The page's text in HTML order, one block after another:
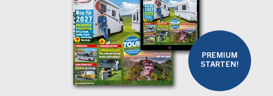
PREMIUM
STARTEN!